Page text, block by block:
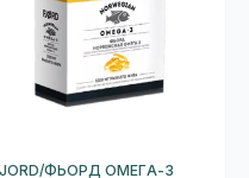
ФЬОРД ОМЕГА-3